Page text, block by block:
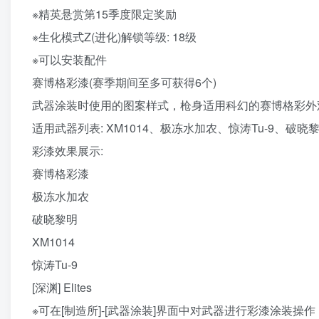
※精英悬赏第15季度限定奖励
※生化模式Z(进化)解锁等级: 18级
※可以安装配件
赛博格彩漆(赛季期间至多可获得6个)
武器涂装时使用的图案样式，枪身适用科幻的赛博格彩
适用武器列表: XM1014、极冻水加农、惊涛Tu-9、破晓
彩漆效果展示:
赛博格彩漆
极冻水加农
破晓黎明
XM1014
惊涛Tu-9
[深渊] Elites
※可在[制造所]-[武器涂装]界面中对武器进行彩漆涂装操作